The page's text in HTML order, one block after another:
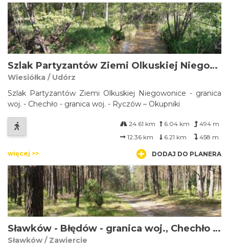
Szlak Partyzantów Ziemi Olkuskiej Niegowonice - granica woj. - Chechło - granica woj. - Ryczów – Okupniki
Wiesiółka / Udórz
Szlak Partyzantów Ziemi Olkuskiej Niegowonice - granica
woj. - Chechło - granica woj. - Ryczów – Okupniki
24.61 km 6.04 km
494 m
12.36 km
6.21 km 458 m
więcej >> DODAJ DO PLANERA
Sławków - Błędów - granica woj., Chechło - granica woj. - hutki Kanki – Zawiercie (Szwajcarii Zagłębiowskiej)
Sławków / Zawiercie